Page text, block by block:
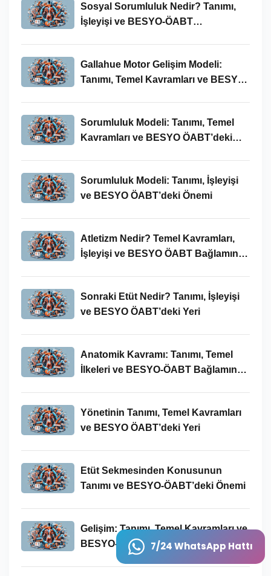
7/24 WhatsApp Hattı
Sosyal Sorumluluk Nedir? Tanımı,
İşleyişi ve BESYO-ÖABT
Gallahue Motor Gelişim Modeli:
Tanımı, Temel Kavramları ve BESYO-
Sorumluluk Modeli: Tanımı, Temel
Kavramları ve BESYO ÖABT’deki
Sorumluluk Modeli: Tanımı, İşleyişi
ve BESYO ÖABT’deki Önemi
Atletizm Nedir? Temel Kavramları,
İşleyişi ve BESYO ÖABT Bağlamında
Sonraki Etüt Nedir? Tanımı, İşleyişi
ve BESYO ÖABT’deki Yeri
Anatomik Kavramı: Tanımı, Temel
İlkeleri ve BESYO-ÖABT Bağlamında
Yönetinin Tanımı, Temel Kavramları
ve BESYO ÖABT’deki Yeri
Etüt Sekmesinden Konusunun
Tanımı ve BESYO-ÖABT’deki Önemi
Gelişim: Tanımı, Temel Kavramları ve
BESYO-ÖABT Bağlamında
İncelenmesi